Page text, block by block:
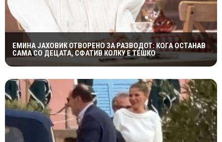
ЕМИНА ЈАХОВИЌ ОТВОРЕНО ЗА РАЗВОДОТ: КОГА ОСТАНАВ
САМА СО ДЕЦАТА, СФАТИВ КОЛКУ Е ТЕШКО